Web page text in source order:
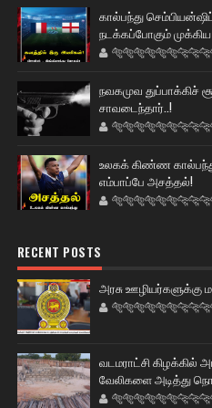
கால்பந்து
நடக்கப்போகும்
நவகமுவ துப்பாக்கிச்
சாவடைந்தார்..!
உலகக் கிண்ண
எம்பாப்பே அசத்தல்!
RECENT POSTS
அரசு ஊழியர்களுக்கு
வடமராட்சி கிழக்கில்
வேலிகளை அடித்து